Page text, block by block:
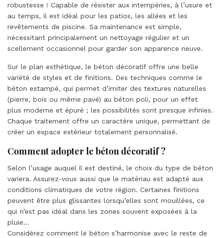
robustesse ! Capable de résister aux intempéries, à l’usure et
au temps, il est idéal pour les patios, les allées et les
revêtements de piscine. Sa maintenance est simple,
nécessitant principalement un nettoyage régulier et un
scellement occasionnel pour garder son apparence neuve.
Sur le plan esthétique, le béton décoratif offre une belle
variété de styles et de finitions. Des techniques comme le
béton estampé, qui permet d’imiter des textures naturelles
(pierre, bois ou même pavé) au béton poli, pour un effet
plus moderne et épuré ; les possibilités sont presque infinies.
Chaque traitement offre un caractère unique, permettant de
créer un espace extérieur totalement personnalisé.
Comment adopter le béton décoratif ?
Selon l’usage auquel il est destiné, le choix du type de béton
variera. Assurez-vous aussi que le matériau est adapté aux
conditions climatiques de votre région. Certaines finitions
peuvent être plus glissantes lorsqu’elles sont mouillées, ce
qui n’est pas idéal dans les zones souvent exposées à la
pluie…
Considérez comment le béton s’harmonise avec le reste de